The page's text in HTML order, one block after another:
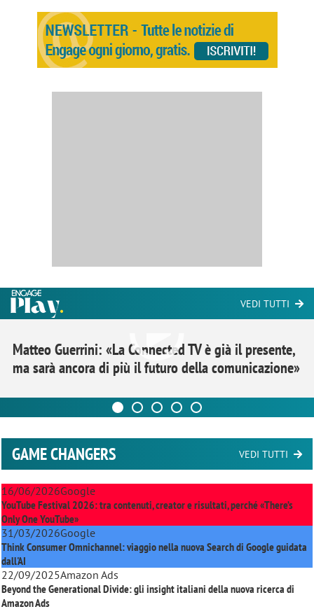
VEDI TUTTI
Matteo Guerrini: «La Connected TV è già il presente,
ma sarà ancora di più il futuro della comunicazione»
GAME CHANGERS VEDI TUTTI
16/06/2026Google
YouTube Festival 2026: tra contenuti, creator e risultati, perché «There’s
Only One YouTube»
31/03/2026Google
Think Consumer Omnichannel: viaggio nella nuova Search di Google guidata
dall'AI
22/09/2025Amazon Ads
Beyond the Generational Divide: gli insight italiani della nuova ricerca di
Amazon Ads